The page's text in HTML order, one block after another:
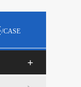
/CASE